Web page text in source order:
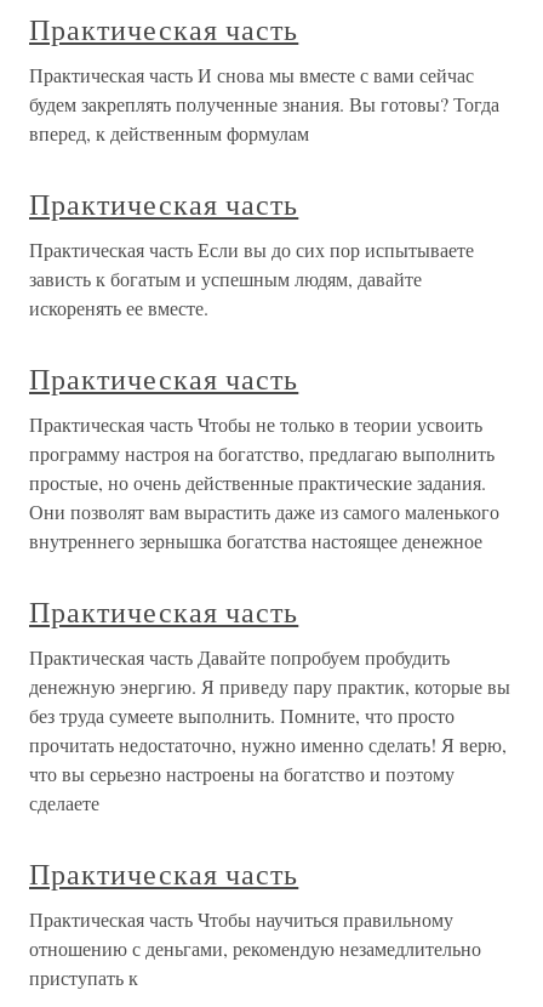
Практическая часть
Практическая часть И снова мы вместе с вами сейчас
будем закреплять полученные знания. Вы готовы? Тогда
вперед, к действенным формулам
Практическая часть
Практическая часть Если вы до сих пор испытываете
зависть к богатым и успешным людям, давайте
искоренять ее вместе.
Практическая часть
Практическая часть Чтобы не только в теории усвоить
программу настроя на богатство, предлагаю выполнить
простые, но очень действенные практические задания.
Они позволят вам вырастить даже из самого маленького
внутреннего зернышка богатства настоящее денежное
Практическая часть
Практическая часть Давайте попробуем пробудить
денежную энергию. Я приведу пару практик, которые вы
без труда сумеете выполнить. Помните, что просто
прочитать недостаточно, нужно именно сделать! Я верю,
что вы серьезно настроены на богатство и поэтому
сделаете
Практическая часть
Практическая часть Чтобы научиться правильному
отношению с деньгами, рекомендую незамедлительно
приступать к